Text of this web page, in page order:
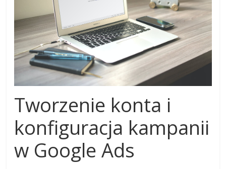
Tworzenie konta i
konfiguracja kampanii
w Google Ads